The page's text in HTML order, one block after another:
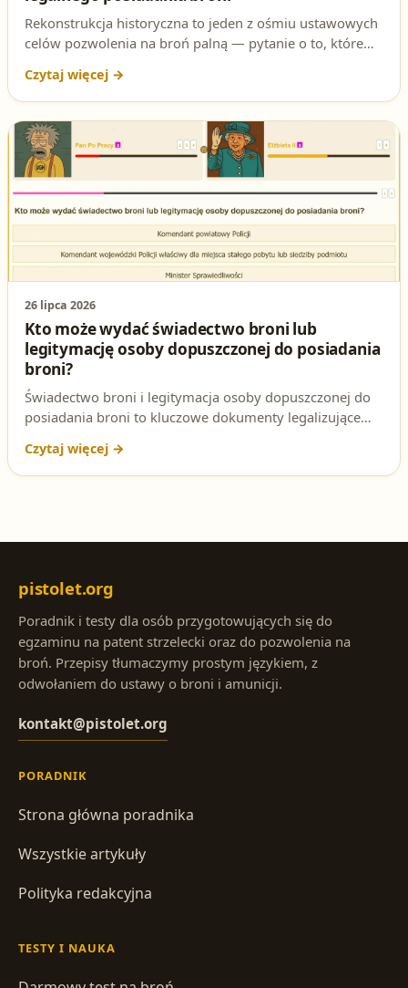
Rekonstrukcja historyczna to jeden z ośmiu ustawowych
celów pozwolenia na broń palną — pytanie o to, które
się na egzaminie na patent strzelecki. Sprawdź dokładną
podstawę prawną i dowiedz się, jak to uprawnienie
wygląda w praktyce.
26 lipca 2026
Kto może wydać świadectwo broni lub
legitymację osoby dopuszczonej do posiadania
broni?
Świadectwo broni i legitymacja osoby dopuszczonej do
posiadania broni to kluczowe dokumenty legalizujące
do ich wydania i jaki przepis to reguluje.
pistolet.org
Poradnik i testy dla osób przygotowujących się do
egzaminu na patent strzelecki oraz do pozwolenia na
broń. Przepisy tłumaczymy prostym językiem, z
odwołaniem do ustawy o broni i amunicji.
kontakt@pistolet.org
PORADNIK
Strona główna poradnika
Wszystkie artykuły
Polityka redakcyjna
TESTY I NAUKA